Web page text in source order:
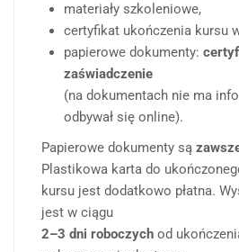
materiały szkoleniowe,
certyfikat ukończenia kursu
papierowe dokumenty:
zaświadczenie
(na dokumentach nie ma
odbywał się online).
Papierowe dokumenty są
Plastikowa karta do
kursu jest dodatkowo płatna.
jest w ciągu
2–3 dni roboczych od